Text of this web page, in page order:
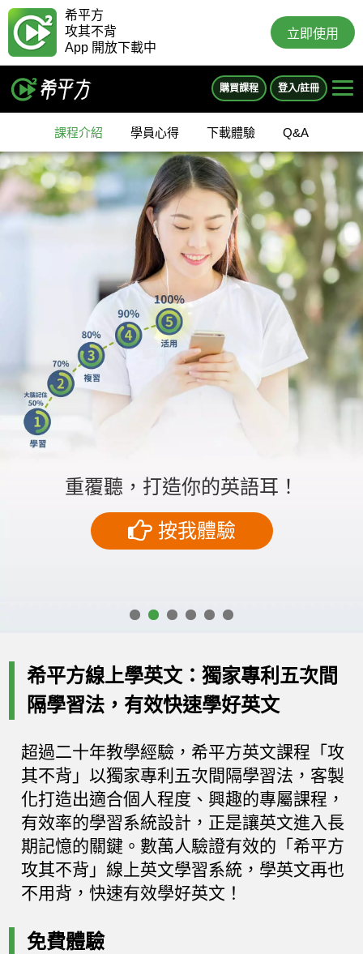
希平方
攻其不背
App 開放下載中
立即使用
購買課程 登入/註冊
課程介紹 學員心得 下載體驗 Q&A
購買課程
購買課程
重覆聽，打造你的英語耳！
按我體驗
按我體驗
按我體驗
按我體驗
購買課程
購買課程
希平方線上學英文：獨家專利五次間
隔學習法，有效快速學好英文
超過二十年教學經驗，希平方英文課程「攻
其不背」以獨家專利五次間隔學習法，客製
化打造出適合個人程度、興趣的專屬課程，
有效率的學習系統設計，正是讓英文進入長
期記憶的關鍵。數萬人驗證有效的「希平方
攻其不背」線上英文學習系統，學英文再也
不用背，快速有效學好英文！
免費體驗